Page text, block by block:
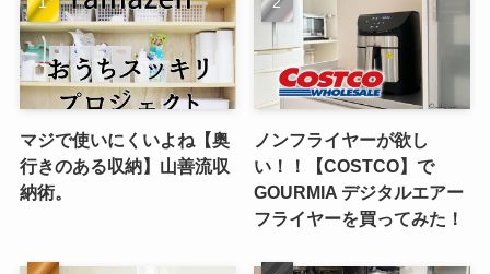
マジで使いにくいよね【奥
行きのある収納】山善流収
納術。
ノンフライヤーが欲し
い！！【COSTCO】で
GOURMIA デジタルエアー
フライヤーを買ってみた！